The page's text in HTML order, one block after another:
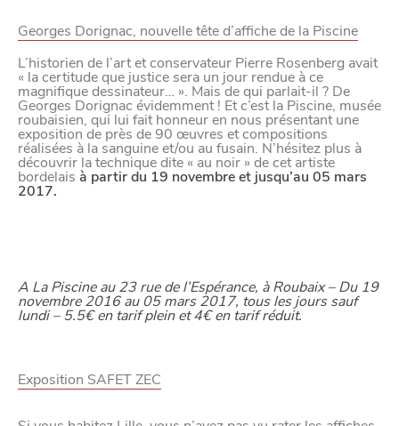
Georges Dorignac, nouvelle tête d’affiche de la Piscine
L’historien de l’art et conservateur Pierre Rosenberg avait
« la certitude que justice sera un jour rendue à ce
magnifique dessinateur… ». Mais de qui parlait-il ? De
Georges Dorignac évidemment ! Et c’est la Piscine, musée
roubaisien, qui lui fait honneur en nous présentant une
exposition de près de 90 œuvres et compositions
réalisées à la sanguine et/ou au fusain. N’hésitez plus à
découvrir la technique dite « au noir » de cet artiste
bordelais à partir du 19 novembre et jusqu’au 05 mars
2017.
A La Piscine au 23 rue de l’Espérance, à Roubaix – Du 19
novembre 2016 au 05 mars 2017, tous les jours sauf
lundi – 5.5€ en tarif plein et 4€ en tarif réduit.
Exposition SAFET ZEC